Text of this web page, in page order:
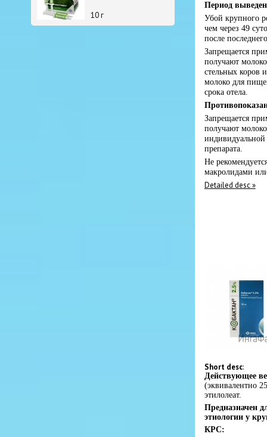
10 г
Период
Убой крупного
чем через 49
после
Запрещается
получают
стельных коров
молоко для
срока отела.
Запрещается
получают
препарата.
Не
макролидами
Detailed desc »
Short desc:
Действующее
(эквивалентно
этилолеат.
Предназначен
этиологии у
КРС: